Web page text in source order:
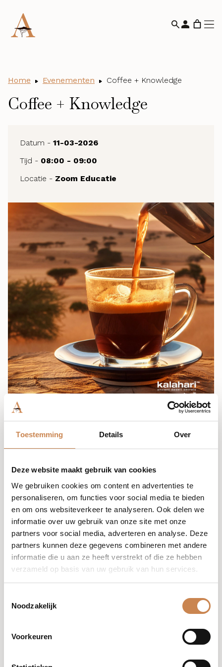
Toestemming Details Over
Deze website maakt gebruik van cookies
We gebruiken cookies om content en advertenties te
personaliseren, om functies voor social media te bieden
en om ons websiteverkeer te analyseren. Ook delen we
informatie over uw gebruik van onze site met onze
partners voor social media, adverteren en analyse. Deze
partners kunnen deze gegevens combineren met andere
informatie die u aan ze heeft verstrekt of die ze hebben
verzameld op basis van uw gebruik van hun services.
Noodzakelijk
Voorkeuren
Home Evenementen Coffee + Knowledge
Coffee + Knowledge
Datum - 11-03-2026
Tijd - 08:00 - 09:00
Locatie - Zoom Educatie
Advanced De-Ageing Complex Deep Dive
deep dive in geavanceerde de-ageing verzorging, met
een specifieke focus op de Alpha Lipoic Complex en
Omega+ Complex. Deze sessie is volledig gericht op het
verdiepen van je advanced product intelligence: wat
maakt deze complexes écht geavanceerd en hoe zet je
ze strategisch in binnen ageing-protocollen.
Coffee + Knowledge is een maandelijkse
refreshertraining voor de professionele expert, waarin
theorie en praktijk samenkomen. Tijdens deze editie
analyseren we de samenstelling, werking en
positionering van beide complexes, en bespreken we
wanneer en waarom je ze inzet binnen een
huidcondities en verduidelijken welke huiden het
meeste baat hebben bij deze geavanceerde formules.
Na deze sessie heb je een dieper begrip van hoe de